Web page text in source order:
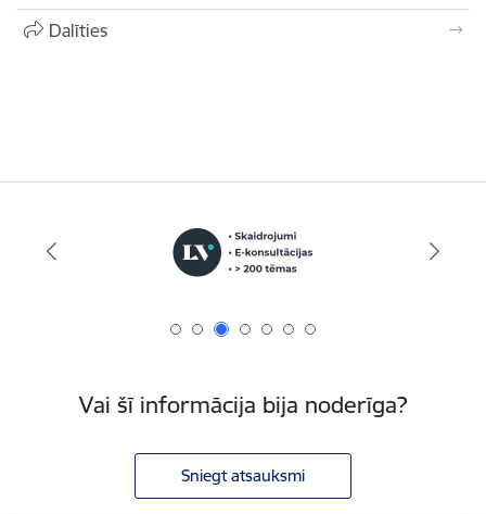
Dalīties
Vai šī informācija bija noderīga?
Sniegt atsauksmi